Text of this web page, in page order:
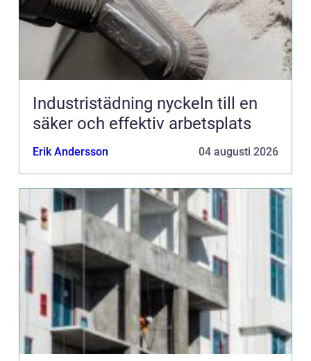
Industristädning nyckeln till en
säker och effektiv arbetsplats
Erik Andersson 04 augusti 2026